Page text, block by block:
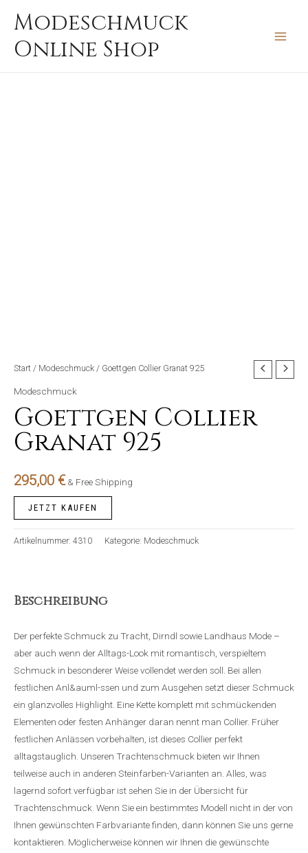
Inhalt
springen
Modeschmuck
Online Shop
Start / Modeschmuck / Goettgen Collier Granat 925
Modeschmuck
Goettgen Collier
Granat 925
295,00 € & Free Shipping
JETZT KAUFEN
Artikelnummer: 4310 Kategorie: Modeschmuck
Beschreibung
Der perfekte Schmuck zu Tracht, Dirndl sowie Landhaus Mode –
aber auch wenn der Alltags-Look mit romantisch, verspieltem
Schmuck in besonderer Weise vollendet werden soll. Bei allen
festlichen Anl&auml-ssen und zum Ausgehen setzt dieser Schmuck
ein glanzvolles Highlight. Eine Kette komplett mit schmückenden
Elementen oder festen Anhänger daran nennt man Collier. Früher
festlichen Anlässen vorbehalten, ist dieses Collier perfekt
alltagstauglich. Unseren Trachtenschmuck bieten wir Ihnen
teilweise auch in anderen Steinfarben-Varianten an. Alles, was
lagernd sofort verfügbar ist sehen Sie in der Übersicht für
Trachtenschmuck. Wenn Sie ein bestimmtes Modell nicht in der von
Ihnen gewünschten Farbvariante finden, dann können Sie uns gerne
kontaktieren. Möglicherweise können wir Ihnen die gewünschte